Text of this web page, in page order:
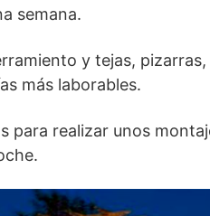
semana.
y tejas,
más laborables.
para realizar unos